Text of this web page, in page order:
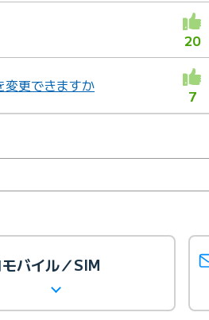
20
変更できますか
7
バイル／SIM